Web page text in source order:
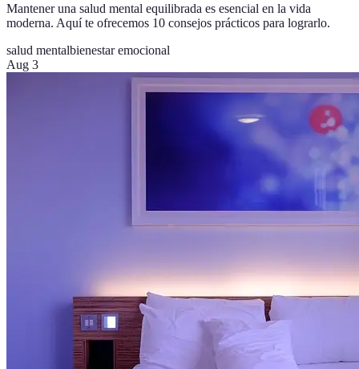
Mantener una salud mental equilibrada es esencial en la vida
moderna. Aquí te ofrecemos 10 consejos prácticos para lograrlo.
salud mentalbienestar emocional
Aug 3